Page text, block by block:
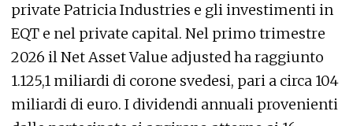
private Patricia Industries e gli investimenti in
EQT e nel private capital. Nel primo trimestre
2026 il Net Asset Value adjusted ha raggiunto
1.125,1 miliardi di corone svedesi, pari a circa 104
miliardi di euro. I dividendi annuali provenienti